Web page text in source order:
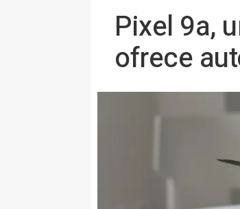
Pixel 9a,
ofrece